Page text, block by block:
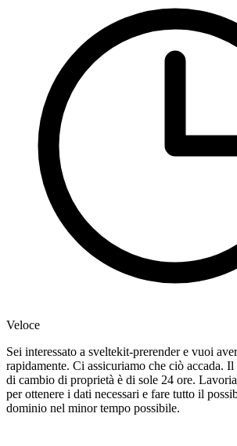
Veloce
Sei interessato a sveltekit-prerender e vuoi
rapidamente. Ci assicuriamo che ciò accada.
di cambio di proprietà è di sole 24 ore.
per ottenere i dati necessari e fare tutto il
dominio nel minor tempo possibile.